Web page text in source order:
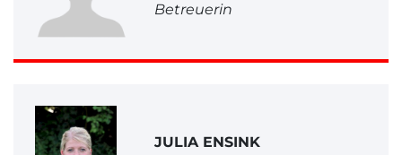
Betreuerin
JULIA ENSINK